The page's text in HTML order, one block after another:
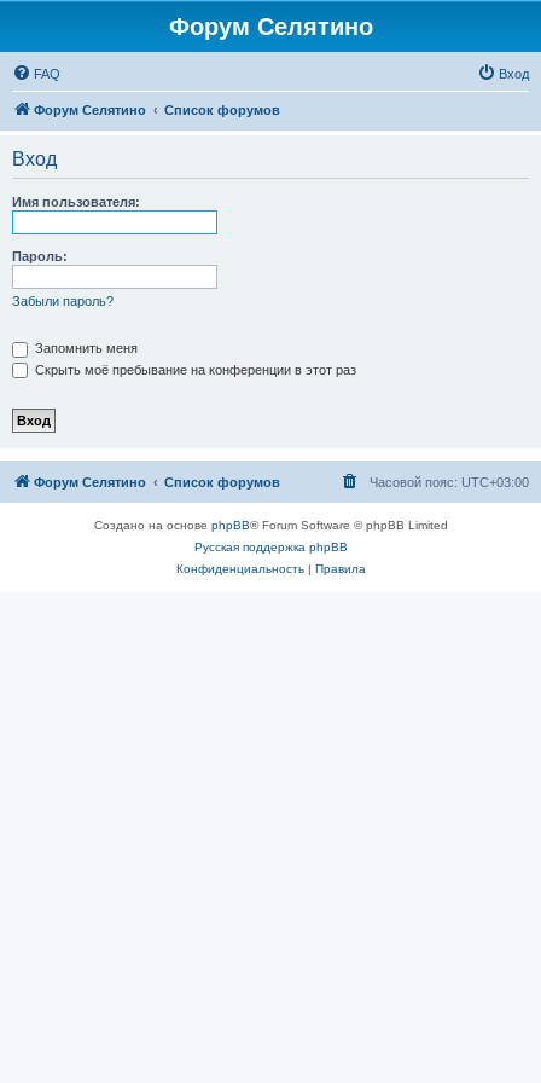
Форум Селятино
FAQ Вход
Форум Селятино Список форумов
Вход
Имя пользователя:
Пароль:
Забыли пароль?
Запомнить меня
Скрыть моё пребывание на конференции в этот раз
Форум Селятино Список форумов Часовой пояс: UTC+03:00
Создано на основе phpBB® Forum Software © phpBB Limited
Русская поддержка phpBB
Конфиденциальность| Правила